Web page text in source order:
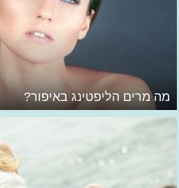
מה מרים הליפטינג באיפור?